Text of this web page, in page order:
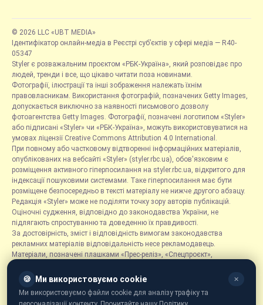
© 2026 LLC «UBT MEDIA»
Ідентифікатор онлайн-медіа в Реєстрі суб’єктів у сфері медіа — R40-
05347
Styler є розважальним проєктом «РБК-Україна», який розповідає про
людей, тренди і все, що цікаво читати поза новинами.
Фотографії, ілюстрації та інші зображення належать їхнім
правовласникам. Використання фотографій, позначених Getty Images,
допускається виключно за наявності письмового дозволу
фотоагентства Getty Images. Фотографії, позначені логотипом «Styler»
або підписані «Styler» чи «РБК-Україна», можуть використовуватися на
умовах ліцензії Creative Commons Attribution 4.0 International.
При повному або частковому відтворенні інформаційних матеріалів,
опублікованих на вебсайті «Styler» (styler.rbc.ua), обов'язковим є
розміщення активного гіперпосилання на styler.rbc.ua, відкритого для
індексації пошуковими системами. Таке гіперпосилання має бути
розміщене безпосередньо в тексті матеріалу не нижче другого абзацу.
Редакція «Styler» може не поділяти точку зору авторів публікацій.
Оціночні судження, відповідно до законодавства України, не
підлягають спростуванню та доведенню їх правдивості.
За достовірність, зміст і відповідність вимогам законодавства
рекламних матеріалів відповідальність несе рекламодавець.
Матеріали, позначені плашками «Прес-реліз», «Спецпроєкт»,
розміщуються на правах реклами.
Рубрика «Новини компаній» є інформаційним форматом, що містить
новини, повідомлення та оголошення, пов'язані з діяльністю
🍪 Ми використовуємо cookie ✕
Ми використовуємо файли cookie для аналізу трафіку та